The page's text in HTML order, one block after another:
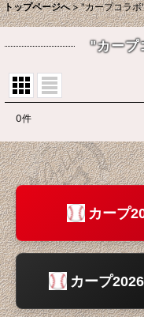
トップページへ > "カープコラボ
"カープ
表示数:
在庫あり
並び順:
0件
カープ
カープ